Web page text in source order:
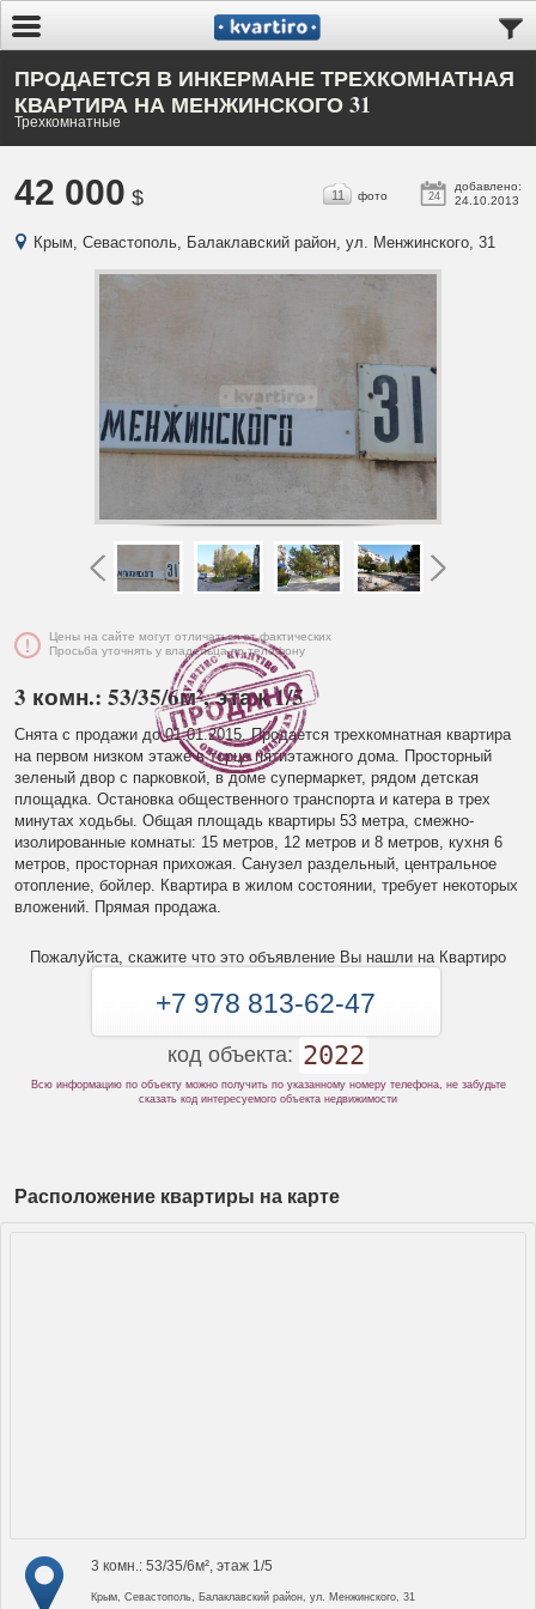
ПРОДАЕТСЯ В ИНКЕРМАНЕ ТРЕХКОМНАТНАЯ
КВАРТИРА НА МЕНЖИНСКОГО 31
Трехкомнатные
42 000 $ 24
добавлено:
24.10.2013
11 фото
Крым, Севастополь, Балаклавский район, ул. Менжинского, 31
Цены на сайте могут отличаться от фактических
Просьба уточнять у владельца по телефону
3 комн.: 53/35/6м², этаж 1/5
Снята с продажи до 01.01.2015. Продается трехкомнатная квартира
на первом низком этаже в торце пятиэтажного дома. Просторный
зеленый двор с парковкой, в доме супермаркет, рядом детская
площадка. Остановка общественного транспорта и катера в трех
минутах ходьбы. Общая площадь квартиры 53 метра, смежно-
изолированные комнаты: 15 метров, 12 метров и 8 метров, кухня 6
метров, просторная прихожая. Санузел раздельный, центральное
отопление, бойлер. Квартира в жилом состоянии, требует некоторых
вложений. Прямая продажа.
Пожалуйста, скажите что это объявление Вы нашли на Квартиро
+7 978 813-62-47
код объекта: 2022
Всю информацию по объекту можно получить по указанному номеру телефона, не забудьте
сказать код интересуемого объекта недвижимости
Расположение квартиры на карте
3 комн.: 53/35/6м², этаж 1/5
Крым, Севастополь, Балаклавский район, ул. Менжинского, 31